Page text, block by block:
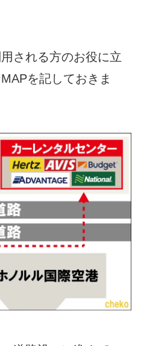
される方のお役に立
を記しておきま